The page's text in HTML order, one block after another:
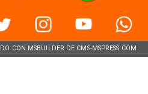
CON MSBUILDER DE CMS-MSPRESS.COM